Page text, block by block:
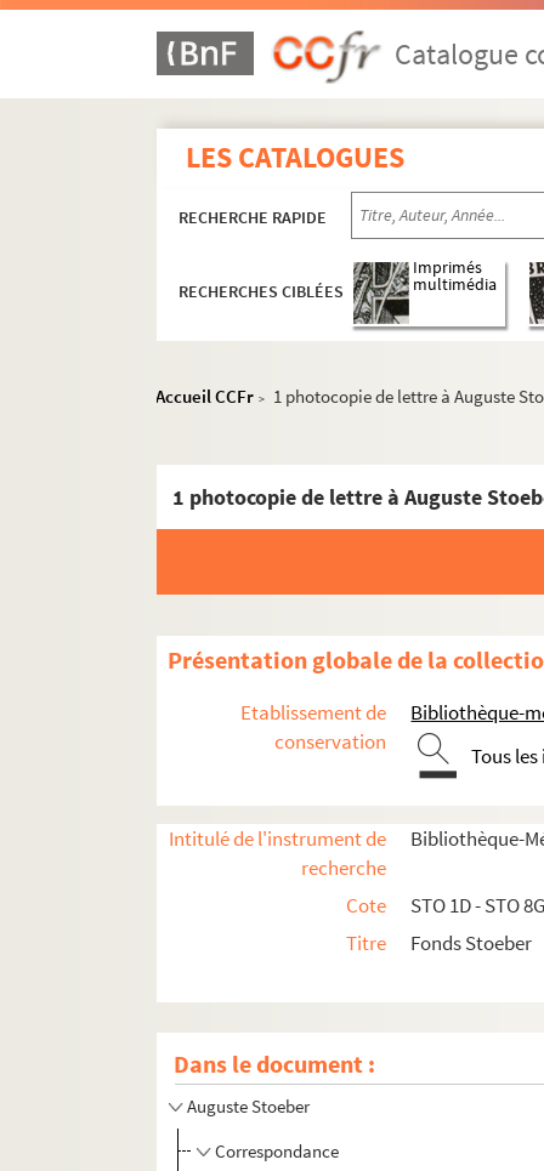
Catalogue
LES CATALOGUES
RECHERCHE RAPIDE
RECHERCHES CIBLÉES
Imprimés
multimédia
Accueil CCFr > 1 photocopie de lettre à Auguste
1 photocopie de lettre à Auguste
Présentation globale de la
Etablissement de
conservation
Bibliothèque-
Tous
Intitulé de l'instrument de
recherche
Bibliothèque-
Cote
STO 1D - STO
Titre
Fonds Stoeber
Dans le document :
Ehrenfried Stoeber
Auguste Stoeber
Correspondance